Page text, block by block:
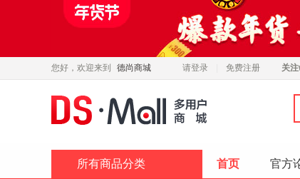
您好，欢迎来到 德尚商城 请登录 免费注册 关注
所有商品分类 首页 官方